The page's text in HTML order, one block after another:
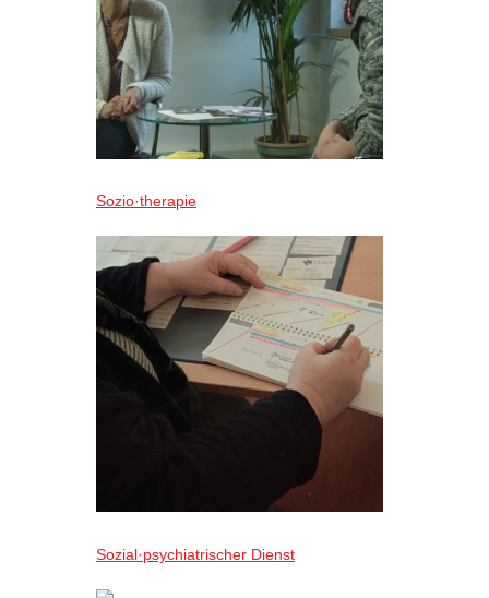
Sozio·therapie
Sozial·psychiatrischer Dienst